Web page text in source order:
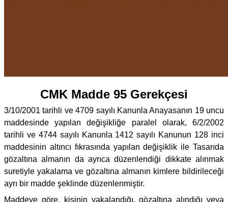
CMK Madde 95 Gerekçesi
3/10/2001 tarihli ve 4709 sayılı Kanunla Anayasanın 19 uncu
maddesinde yapılan değişikliğe paralel olarak, 6/2/2002
tarihli ve 4744 sayılı Kanunla 1412 sayılı Kanunun 128 inci
maddesinin altıncı fıkrasında yapılan değişiklik ile Tasarıda
gözaltına almanın da ayrıca düzenlendiği dikkate alınmak
suretiyle yakalama ve gözaltına almanın kimlere bildirileceği
ayrı bir madde şeklinde düzenlenmiştir.
Maddeye göre, kişinin yakalandığı, gözaltına alındığı veya